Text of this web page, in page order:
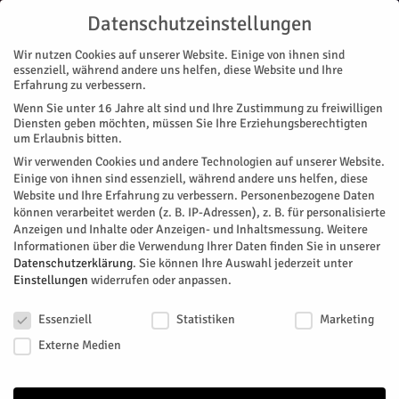
Start Stadtteile Jülich Ausgezeichnete Botschafter für Jülich
STADTTEILE JÜLICH
Ausgezeichnete Botschafter für
Jülich
Emotionen, Zukunftsaussichten und offene Kritik: Der
(Neu)Jahresempfang des Stadtmarketings, der
pandemiebedingt in den April verlegt wurde, hatte viel zu
einem Plenum voller bekannter Gesichter der Herzogstadt.
Mira Otto- April 30, 2022
Facebook Twitter
Datenschutzeinstellungen
Wir nutzen Cookies auf unserer Website. Einige von ihnen sind
essenziell, während andere uns helfen, diese Website und Ihre
Erfahrung zu verbessern.
Wenn Sie unter 16 Jahre alt sind und Ihre Zustimmung zu freiwilligen
Diensten geben möchten, müssen Sie Ihre Erziehungsberechtigten
um Erlaubnis bitten.
Wir verwenden Cookies und andere Technologien auf unserer Website.
Einige von ihnen sind essenziell, während andere uns helfen, diese
Website und Ihre Erfahrung zu verbessern. Personenbezogene Daten
können verarbeitet werden (z. B. IP-Adressen), z. B. für personalisierte
Anzeigen und Inhalte oder Anzeigen- und Inhaltsmessung. Weitere
Informationen über die Verwendung Ihrer Daten finden Sie in unserer
Datenschutzerklärung. Sie können Ihre Auswahl jederzeit unter
Einstellungen widerrufen oder anpassen.
Essenziell
Statistiken
Marketing
Externe Medien